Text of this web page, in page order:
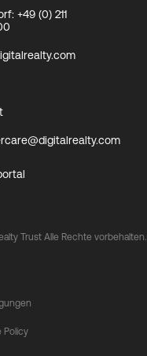
+49 (0) 211
Trust Alle Rechte vorbehalten.
Policy